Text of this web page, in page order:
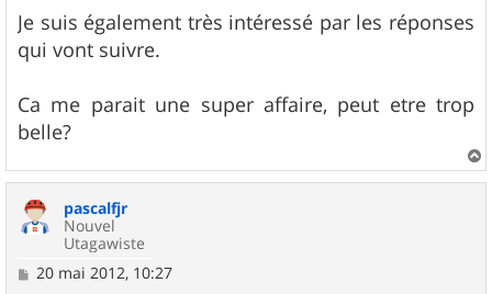
s
s
a
Je suis également très intéressé par les réponses
qui vont suivre.
Ca me parait une super affaire, peut etre trop
belle?
a
pascalfjr
Nouvel
Utagawiste
M
20 mai 2012, 10:27